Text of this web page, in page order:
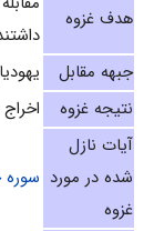
هدف غزوه
جبهه مقابل
نتیجه غزوه
آیات نازل
شده در مورد
غزوه